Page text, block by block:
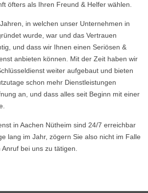
öfters als Ihren Freund & Helfer wählen.
in welchen unser Unternehmen in
wurde, war und das Vertrauen
und dass wir Ihnen einen Seriösen &
anbieten können. Mit der Zeit haben wir
weiter aufgebaut und bieten
schon mehr Dienstleistungen
an, und dass alles seit Beginn mit einer
in Aachen Nütheim sind 24/7 erreichbar
lang im Jahr, zögern Sie also nicht im Falle
bei uns zu tätigen.